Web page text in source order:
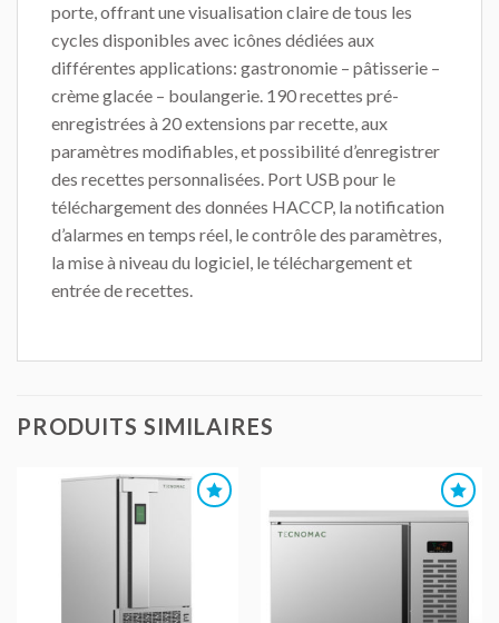
porte, offrant une visualisation claire de tous les
cycles disponibles avec icônes dédiées aux
différentes applications: gastronomie – pâtisserie –
crème glacée – boulangerie. 190 recettes pré-
enregistrées à 20 extensions par recette, aux
paramètres modifiables, et possibilité d’enregistrer
des recettes personnalisées. Port USB pour le
téléchargement des données HACCP, la notification
d’alarmes en temps réel, le contrôle des paramètres,
la mise à niveau du logiciel, le téléchargement et
entrée de recettes.
PRODUITS SIMILAIRES
AJOUTER
AJOUTER
AU DEVIS